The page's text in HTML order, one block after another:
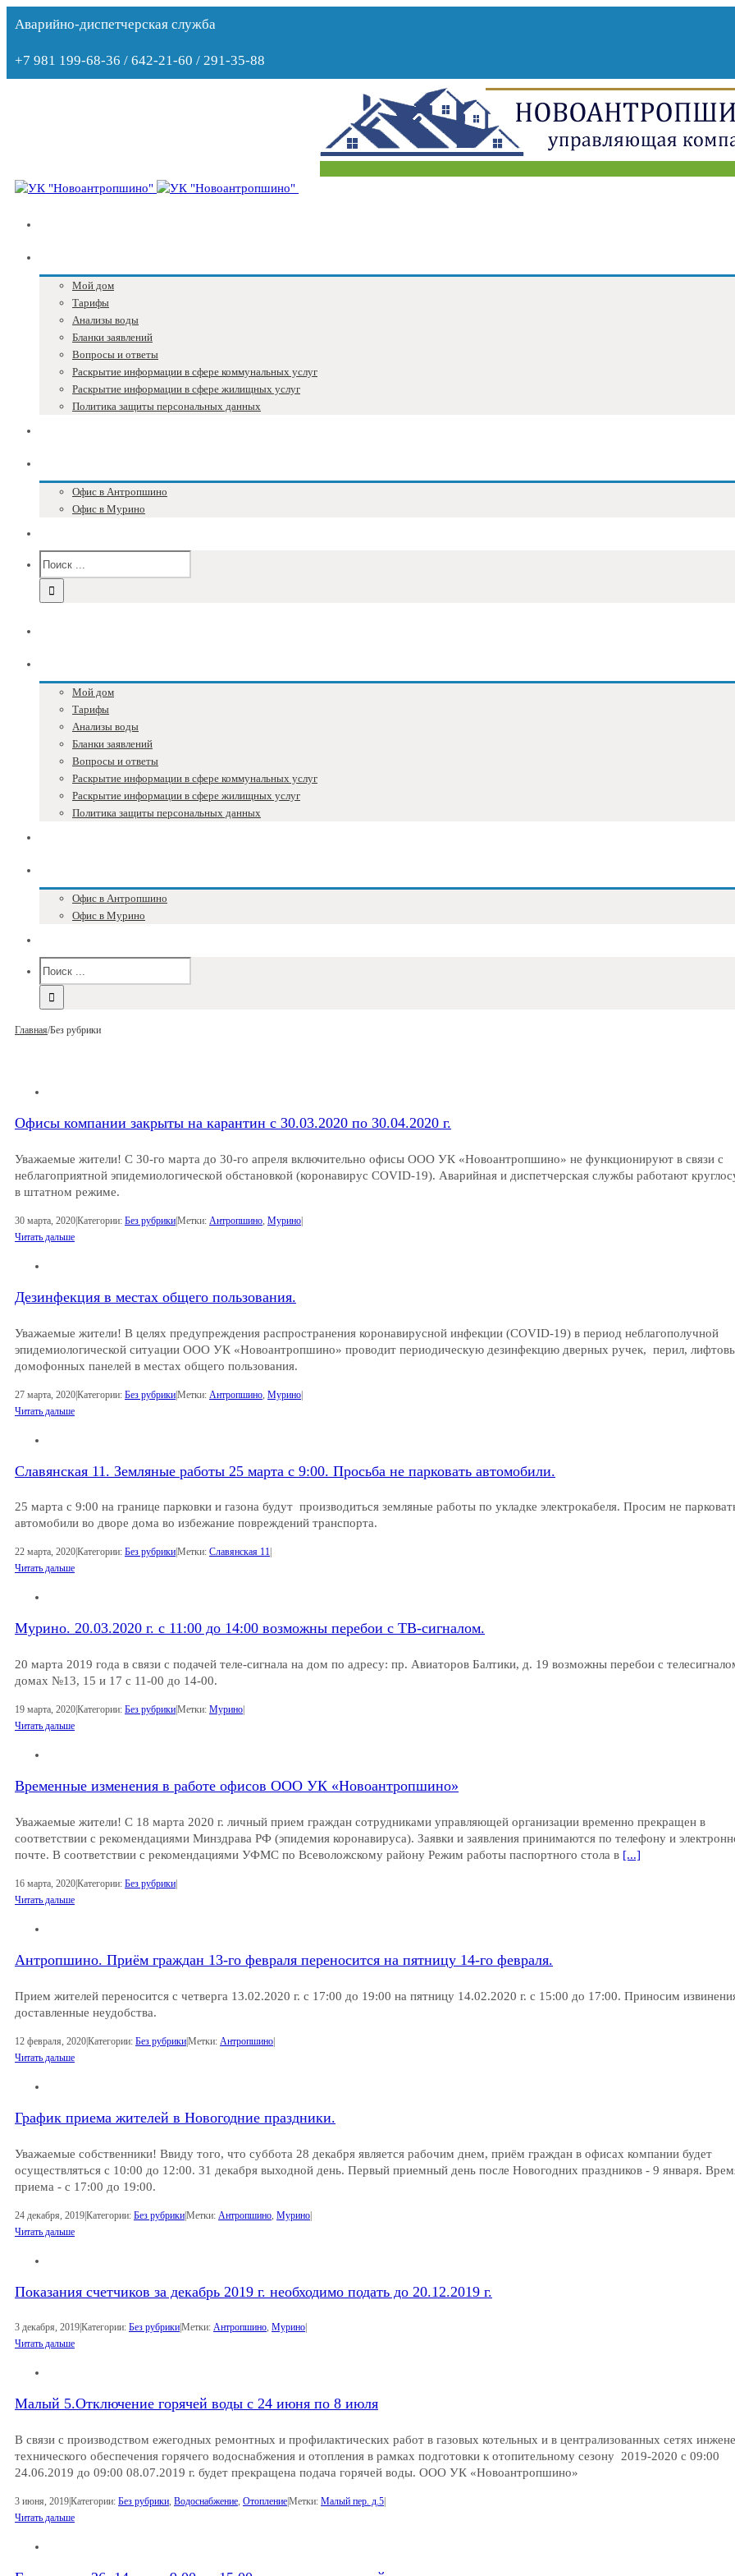
Аварийно-диспетчерская служба
+7 981 199-68-36 / 642-21-60 / 291-35-88
Мой дом
Тарифы
Анализы воды
Бланки заявлений
Вопросы и ответы
Раскрытие информации в сфере коммунальных услуг
Раскрытие информации в сфере жилищных услуг
Политика защиты персональных данных
Офис в Антропшино
Офис в Мурино
Мой дом
Тарифы
Анализы воды
Бланки заявлений
Вопросы и ответы
Раскрытие информации в сфере коммунальных услуг
Раскрытие информации в сфере жилищных услуг
Политика защиты персональных данных
Офис в Антропшино
Офис в Мурино
Главная/Без рубрики
Офисы компании закрыты на карантин с 30.03.2020 по 30.04.2020 г.
Уважаемые жители! С 30-го марта до 30-го апреля включительно офисы ООО УК «Новоантропшино» не функционируют в связи с
неблагоприятной эпидемиологической обстановкой (коронавирус COVID-19). Аварийная и диспетчерская службы работают
в штатном режиме.
30 марта, 2020|Категории: Без рубрики|Метки: Антропшино Мурино|
Читать дальше
Дезинфекция в местах общего пользования.
Уважаемые жители! В целях предупреждения распространения коронавирусной инфекции (COVID-19) в период неблагополучной
эпидемиологической ситуации ООО УК «Новоантропшино» проводит периодическую дезинфекцию дверных ручек, перил,
домофонных панелей в местах общего пользования.
27 марта, 2020|Категории: Без рубрики|Метки: Антропшино Мурино|
Читать дальше
Славянская 11. Земляные работы 25 марта с 9:00. Просьба не парковать автомобили.
25 марта с 9:00 на границе парковки и газона будут производиться земляные работы по укладке электрокабеля. Просим не
автомобили во дворе дома во избежание повреждений транспорта.
22 марта, 2020Категории: Без рубрикиМетки: Славянская 11
Читать дальше
Мурино. 20.03.2020 г. с 11:00 до 14:00 возможны перебои с ТВ-сигналом.
20 марта 2019 года в связи с подачей теле-сигнала на дом по адресу: пр. Авиаторов Балтики, д. 19 возможны перебои с
домах №13, 15 и 17 с 11-00 до 14-00.
19 марта, 2020Категории: Без рубрикиМетки: Мурино
Читать дальше
Временные изменения в работе офисов ООО УК «Новоантропшино»
Уважаемые жители! С 18 марта 2020 г. личный прием граждан сотрудниками управляющей организации временно прекращен в
соответствии с рекомендациями Минздрава РФ (эпидемия коронавируса). Заявки и заявления принимаются по телефону и
почте. В соответствии с рекомендациями УФМС по Всеволожскому району Режим работы паспортного стола в [...]
16 марта, 2020Категории: Без рубрики
Читать дальше
Антропшино. Приём граждан 13-го февраля переносится на пятницу 14-го февраля.
Прием жителей переносится с четверга 13.02.2020 г. с 17:00 до 19:00 на пятницу 14.02.2020 г. с 15:00 до 17:00. Приносим
доставленные неудобства.
12 февраля, 2020|Категории: Без рубрики|Метки: Антропшино|
Читать дальше
График приема жителей в Новогодние праздники.
Уважаемые собственники! Ввиду того, что суббота 28 декабря является рабочим днем, приём граждан в офисах компании будет
осуществляться с 10:00 до 12:00. 31 декабря выходной день. Первый приемный день после Новогодних праздников - 9 января.
приема - с 17:00 до 19:00.
24 декабря, 2019|Категории: Без рубрики|Метки: Антропшино Мурино|
Читать дальше
Показания счетчиков за декабрь 2019 г. необходимо подать до 20.12.2019 г.
3 декабря, 2019Категории: Без рубрикиМетки: Антропшино, Мурино
Читать дальше
Малый 5.Отключение горячей воды с 24 июня по 8 июля
В связи с производством ежегодных ремонтных и профилактических работ в газовых котельных и в централизованных сетях
технического обеспечения горячего водоснабжения и отопления в рамках подготовки к отопительному сезону 2019-2020 с 09:00
24.06.2019 до 09:00 08.07.2019 г. будет прекращена подача горячей воды. ООО УК «Новоантропшино»
3 июня, 2019Категории: Без рубрики, Водоснабжение, ОтоплениеМетки: Малый пер. д.5
Читать дальше